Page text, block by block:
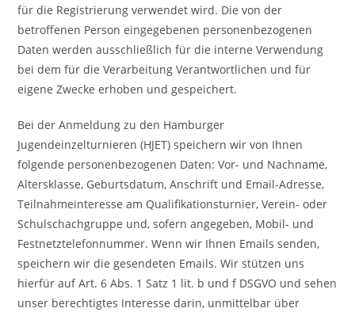
für die Registrierung verwendet wird. Die von der
betroffenen Person eingegebenen personenbezogenen
Daten werden ausschließlich für die interne Verwendung
bei dem für die Verarbeitung Verantwortlichen und für
eigene Zwecke erhoben und gespeichert.
Bei der Anmeldung zu den Hamburger
Jugendeinzelturnieren (HJET) speichern wir von Ihnen
folgende personenbezogenen Daten: Vor- und Nachname,
Altersklasse, Geburtsdatum, Anschrift und Email-Adresse,
Teilnahmeinteresse am Qualifikationsturnier, Verein- oder
Schulschachgruppe und, sofern angegeben, Mobil- und
Festnetztelefonnummer. Wenn wir Ihnen Emails senden,
speichern wir die gesendeten Emails. Wir stützen uns
hierfür auf Art. 6 Abs. 1 Satz 1 lit. b und f DSGVO und sehen
unser berechtigtes Interesse darin, unmittelbar über